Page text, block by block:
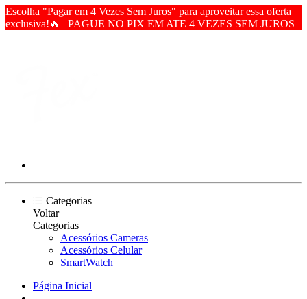
Escolha "Pagar em 4 Vezes Sem Juros" para aproveitar essa oferta
exclusiva!🔥 | PAGUE NO PIX EM ATE 4 VEZES SEM JUROS
Categorias
Voltar
Categorias
Acessórios Cameras
Acessórios Celular
SmartWatch
Página Inicial